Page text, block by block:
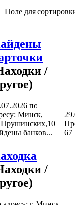
Поле для
/
по
Минск,
банков...
67
/